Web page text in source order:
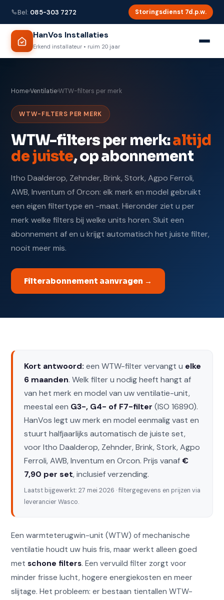
Bel: 085-303 7272 Storingsdienst 7d.p.w.
HanVos Installaties
Erkend installateur • ruim 20 jaar
Home›Ventilatie›WTW-filters per merk
WTW-FILTERS PER MERK
WTW-filters per merk:altijd
de juiste, op abonnement
Itho Daalderop, Zehnder, Brink, Stork, Agpo Ferroli,
AWB, Inventum of Orcon: elk merk en model gebruikt
een eigen filtertype en -maat. Hieronder ziet u per
merk welke filters bij welke units horen. Sluit een
abonnement af en u krijgt automatisch het juiste filter,
nooit meer mis.
Filterabonnement aanvragen →
Kort antwoord: een WTW-filter vervangt u elke
6 maanden. Welk filter u nodig heeft hangt af
van het merk en model van uw ventilatie-unit,
meestal een G3-, G4- of F7-filter (ISO 16890).
HanVos legt uw merk en model eenmalig vast en
stuurt halfjaarlijks automatisch de juiste set,
voor Itho Daalderop, Zehnder, Brink, Stork, Agpo
Ferroli, AWB, Inventum en Orcon. Prijs vanaf€
7,90 per set, inclusief verzending.
Laatst bijgewerkt: 27 mei 2026 · filtergegevens en prijzen via
leverancier Wasco.
Een warmteterugwin-unit (WTW) of mechanische
ventilatie houdt uw huis fris, maar werkt alleen goed
metschone filters. Een vervuild filter zorgt voor
minder frisse lucht, hogere energiekosten en meer
slijtage. Het probleem: er bestaan tientallen WTW-